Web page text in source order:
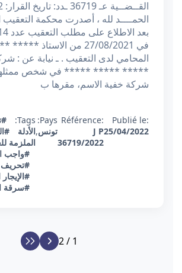
الحمــــد لله ، أصدرت محكمة التعقيب
في 27/08/2021 من
المحامي لدى التعقيب . ـ نيابة عن :
***** ***** ***** في شخص ممثلها
شركة خفية الاسم، مقرها ب
Publié le:
25/04/2022
Référence:
J P
36719/2022
Pays:
تونس,
Tags:
الأدلة
الملزمة
#واجب
#تحريف
#سرقة
1 / 2